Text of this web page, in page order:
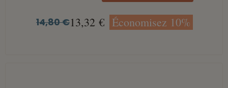
14,80 €13,32 € Économisez 10%